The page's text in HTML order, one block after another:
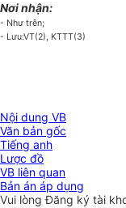
Nơi nhận:
- Như trên;
- Lưu:VT(2), KTTT(3)
Nội dung VB
Văn bản gốc
Tiếng anh
Lược đồ
VB liên quan
Bản án áp dụng
Vui lòngĐăng ký tài